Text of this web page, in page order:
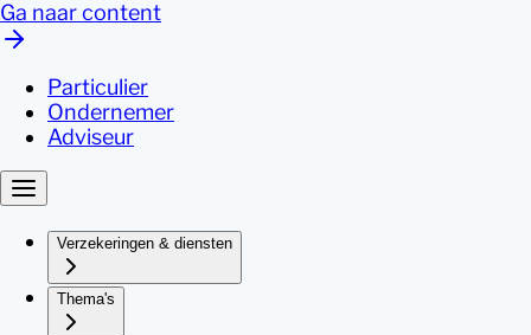
Ga naar content
Particulier
Ondernemer
Adviseur
Verzekeringen & diensten
Thema's